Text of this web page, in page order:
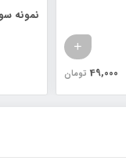
49,000 تومان
نمونه